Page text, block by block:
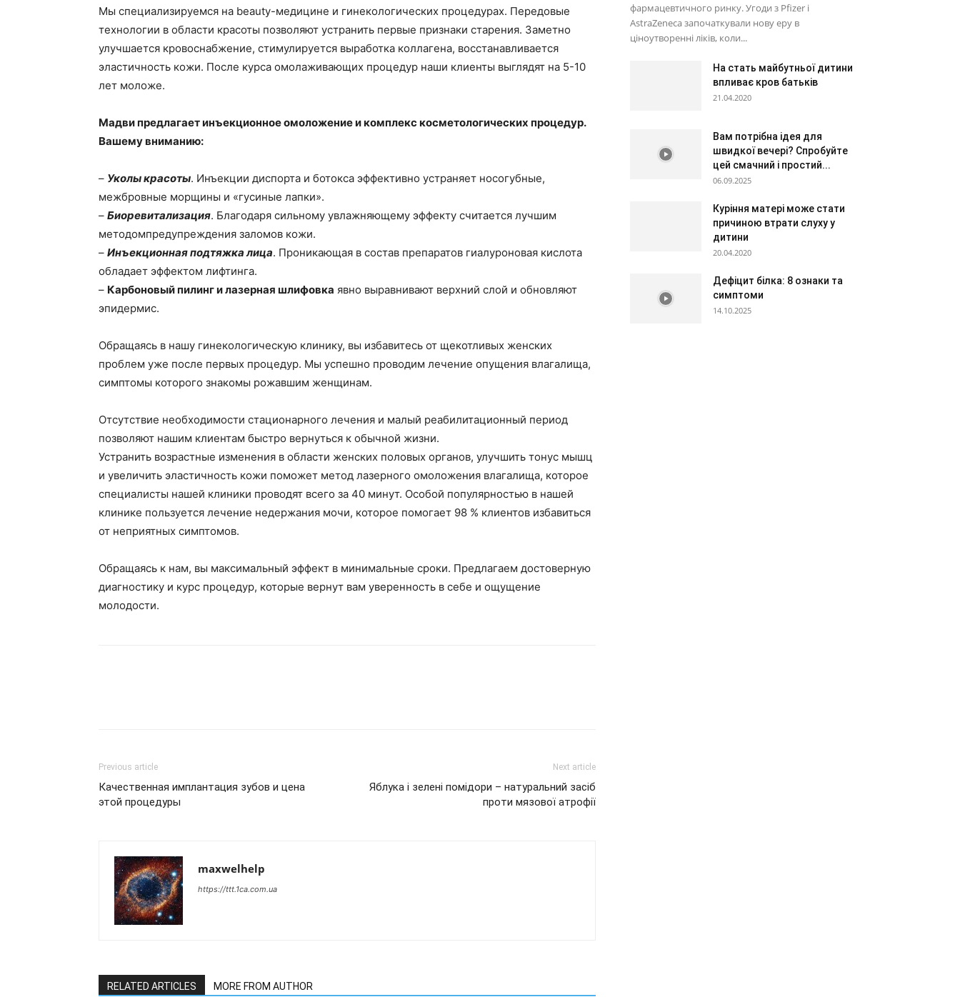
Мы специализируемся на beauty-медицине и гинекологических процедурах. Передовые
технологии в области красоты позволяют устранить первые признаки старения. Заметно
улучшается кровоснабжение, стимулируется выработка коллагена, восстанавливается
эластичность кожи. После курса омолаживающих процедур наши клиенты выглядят на 5-10
лет моложе.
Мадви предлагает инъекционное омоложение и комплекс косметологических процедур.
Вашему вниманию:
– Уколы красоты. Инъекции диспорта и ботокса эффективно устраняет носогубные,
межбровные морщины и «гусиные лапки».
– Биоревитализация. Благодаря сильному увлажняющему эффекту считается лучшим
методомпредупреждения заломов кожи.
– Инъекционная подтяжка лица. Проникающая в состав препаратов гиалуроновая кислота
обладает эффектом лифтинга.
– Карбоновый пилинг и лазерная шлифовка явно выравнивают верхний слой и обновляют
эпидермис.
Обращаясь в нашу гинекологическую клинику, вы избавитесь от щекотливых женских
проблем уже после первых процедур. Мы успешно проводим лечение опущения влагалища,
симптомы которого знакомы рожавшим женщинам.
Отсутствие необходимости стационарного лечения и малый реабилитационный период
позволяют нашим клиентам быстро вернуться к обычной жизни.
Устранить возрастные изменения в области женских половых органов, улучшить тонус мышц
и увеличить эластичность кожи поможет метод лазерного омоложения влагалища, которое
специалисты нашей клиники проводят всего за 40 минут. Особой популярностью в нашей
клинике пользуется лечение недержания мочи, которое помогает 98 % клиентов избавиться
от неприятных симптомов.
Обращаясь к нам, вы максимальный эффект в минимальные сроки. Предлагаем достоверную
диагностику и курс процедур, которые вернут вам уверенность в себе и ощущение
молодости.
Previous article
Качественная имплантация зубов и цена
этой процедуры
Next article
Яблука і зелені помідори – натуральний засіб
проти мязової атрофії
maxwelhelp
https://ttt.1ca.com.ua
RELATED ARTICLES MORE FROM AUTHOR
фармацевтичного ринку. Угоди з Pfizer і
AstraZeneca започаткували нову еру в
ціноутворенні ліків, коли...
На стать майбутньої дитини
впливає кров батьків
21.04.2020
Вам потрібна ідея для
швидкої вечері? Спробуйте
цей смачний і простий...
06.09.2025
Куріння матері може стати
причиною втрати слуху у
дитини
20.04.2020
Дефіцит білка: 8 ознаки та
симптоми
14.10.2025